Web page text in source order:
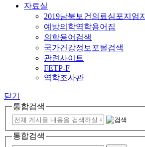
자료실
2019남북보건의료심포지엄
예방의학역학용어집
의학용어검색
국가건강정보포털검색
관련사이트
FETP-F
역학조사관
닫기
통합검색
통합검색